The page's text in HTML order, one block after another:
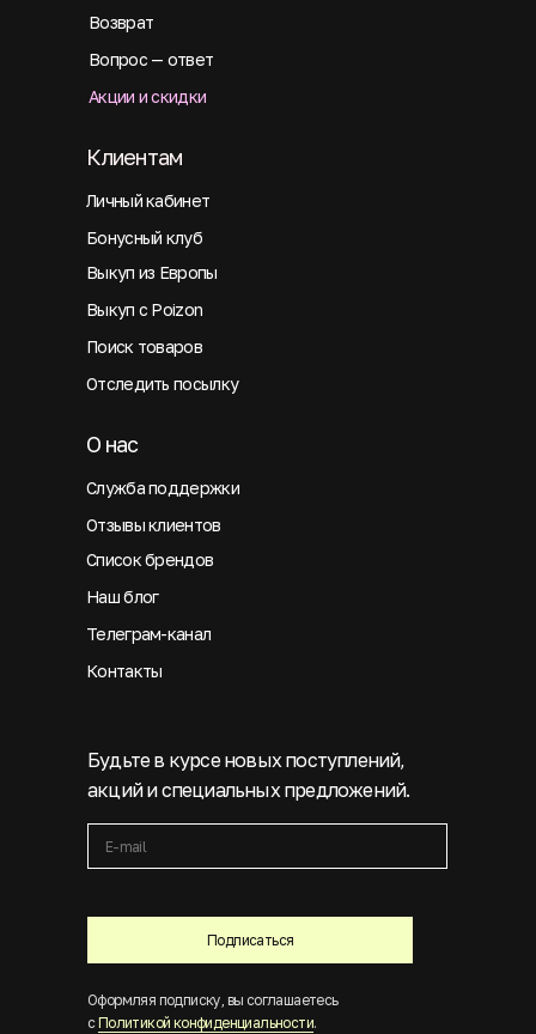
Подписаться
Будьте в курсе новых поступлений,
акций и специальных предложений.
Оформляя подписку, вы соглашаетесь
с Политикой конфиденциальности.
Возврат
Вопрос — ответ
Акции и скидки
Личный кабинет
Клиентам
Бонусный клуб
Выкуп из Европы
Выкуп с Poizon
Поиск товаров
Отследить посылку
Служба поддержки
О нас
Отзывы клиентов
Список брендов
Наш блог
Телеграм-канал
Контакты